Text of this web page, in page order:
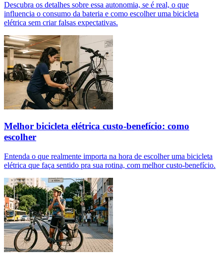
Descubra os detalhes sobre essa autonomia, se é real, o que
influencia o consumo da bateria e como escolher uma bicicleta
elétrica sem criar falsas expectativas.
Melhor bicicleta elétrica custo-benefício: como
escolher
Entenda o que realmente importa na hora de escolher uma bicicleta
elétrica que faça sentido pra sua rotina, com melhor custo-benefício.